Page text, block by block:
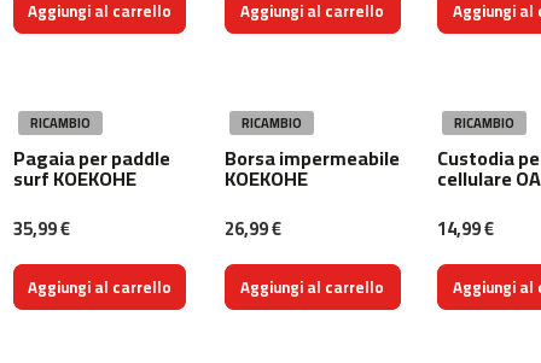
1
0
m
c
-
1
2
Aggiungi al carrello Aggiungi al carrello Aggiungi
RICAMBIO
Pagaia per paddle
surf KOEKOHE
35,99 €
Aggiungi al carrello
RICAMBIO
Borsa impermeabile
KOEKOHE
26,99 €
Aggiungi al carrello
RICAMBIO
Custodia
cellulare
14,99 €
Aggiungi